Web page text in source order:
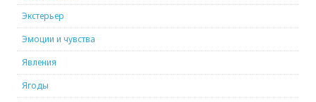
Экстерьер
Эмоции и чувства
Явления
Ягоды